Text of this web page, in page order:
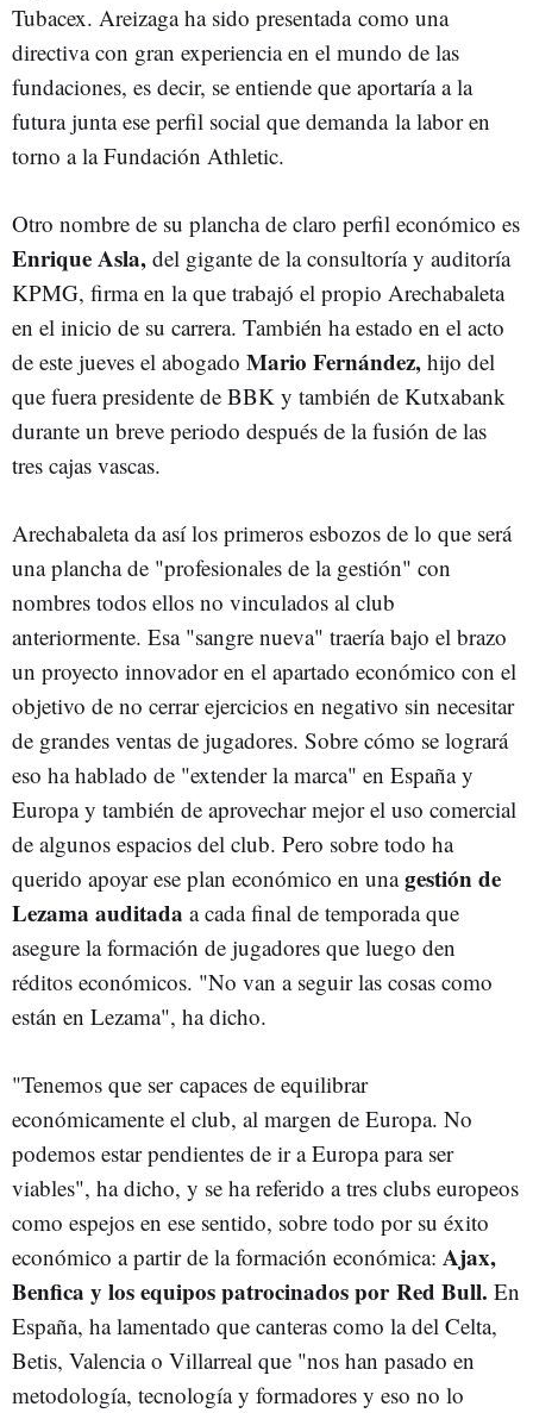
Tubacex. Areizaga ha sido presentada como una
directiva con gran experiencia en el mundo de las
fundaciones, es decir, se entiende que aportaría a la
futura junta ese perfil social que demanda la labor en
torno a la Fundación Athletic.
Otro nombre de su plancha de claro perfil económico es
Enrique Asla, del gigante de la consultoría y auditoría
KPMG, firma en la que trabajó el propio Arechabaleta
en el inicio de su carrera. También ha estado en el acto
de este jueves el abogado Mario Fernández, hijo del
que fuera presidente de BBK y también de Kutxabank
durante un breve periodo después de la fusión de las
tres cajas vascas.
Arechabaleta da así los primeros esbozos de lo que será
una plancha de "profesionales de la gestión" con
nombres todos ellos no vinculados al club
anteriormente. Esa "sangre nueva" traería bajo el brazo
un proyecto innovador en el apartado económico con el
objetivo de no cerrar ejercicios en negativo sin necesitar
de grandes ventas de jugadores. Sobre cómo se logrará
eso ha hablado de "extender la marca" en España y
Europa y también de aprovechar mejor el uso comercial
de algunos espacios del club. Pero sobre todo ha
querido apoyar ese plan económico en unagestión de
Lezama auditada a cada final de temporada que
asegure la formación de jugadores que luego den
réditos económicos. "No van a seguir las cosas como
están en Lezama", ha dicho.
"Tenemos que ser capaces de equilibrar
económicamente el club, al margen de Europa. No
podemos estar pendientes de ir a Europa para ser
viables", ha dicho, y se ha referido a tres clubs europeos
como espejos en ese sentido, sobre todo por su éxito
económico a partir de la formación económica: Ajax,
Benfica y los equipos patrocinados por Red Bull. En
España, ha lamentado que canteras como la del Celta,
Betis, Valencia o Villarreal que "nos han pasado en
metodología, tecnología y formadores y eso no lo